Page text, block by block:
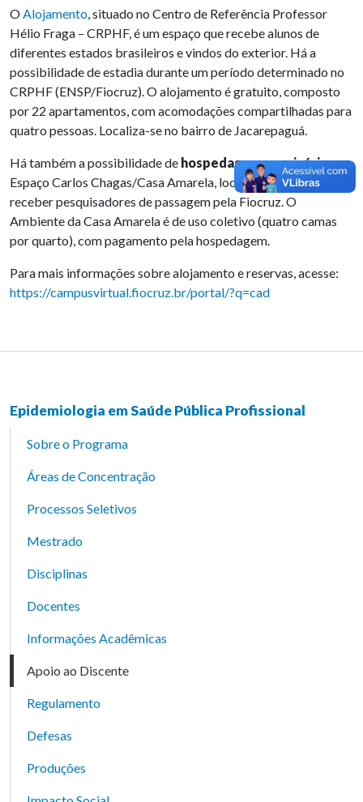
O Alojamento , situado no Centro de Referência Professor
Hélio Fraga – CRPHF, é um espaço que recebe alunos de
diferentes estados brasileiros e vindos do exterior. Há a
possibilidade de estadia durante um período determinado no
CRPHF (ENSP/Fiocruz). O alojamento é gratuito, composto
por 22 apartamentos, com acomodações compartilhadas para
quatro pessoas. Localiza-se no bairro de Jacarepaguá.
Há também a possibilidade de hospedagem provisóriano
Espaço Carlos Chagas/Casa Amarela, local destinado a
receber pesquisadores de passagem pela Fiocruz. O
Ambiente da Casa Amarela é de uso coletivo (quatro camas
por quarto), com pagamento pela hospedagem.
Para mais informações sobre alojamento e reservas, acesse:
https://campusvirtual.fiocruz.br/portal/?q=cad
Epidemiologia em Saúde Pública Profissional
Sobre o Programa
Áreas de Concentração
Processos Seletivos
Mestrado
Disciplinas
Docentes
Informações Acadêmicas
Apoio ao Discente
Regulamento
Defesas
Produções